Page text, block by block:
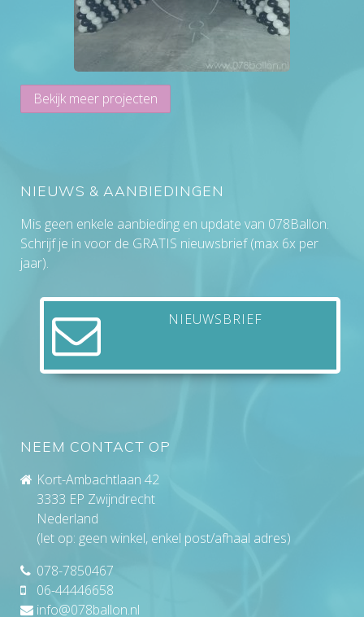
Bekijk meer projecten
NIEUWS & AANBIEDINGEN
Mis geen enkele aanbieding en update van 078Ballon.
Schrijf je in voor de GRATIS nieuwsbrief (max 6x per
jaar).
NIEUWSBRIEF
NEEM CONTACT OP
Kort-Ambachtlaan 42
3333 EP Zwijndrecht
Nederland
(let op: geen winkel, enkel post/afhaal adres)
078-7850467
06-44446658
info@078ballon.nl